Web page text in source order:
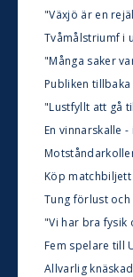
"Växjö är en
Tvåmålstriumf i
"Många saker
Publiken
"Lustfyllt att gå
En vinnarskalle
Köp matchbiljett
Tung förlust och
"Vi har bra fysik
Fem spelare till
Allvarlig